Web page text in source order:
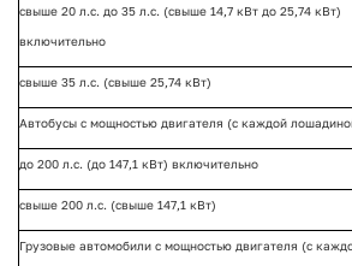
свыше 20 л.с. до 35 л.с. (свыше 14,7 кВт до 25,74 кВт)
включительно
свыше 35 л.с. (свыше 25,74 кВт)
Автобусы с мощностью двигателя (с каждой
до 200 л.с. (до 147,1 кВт) включительно
свыше 200 л.с. (свыше 147,1 кВт)
Грузовые автомобили с мощностью двигателя (с